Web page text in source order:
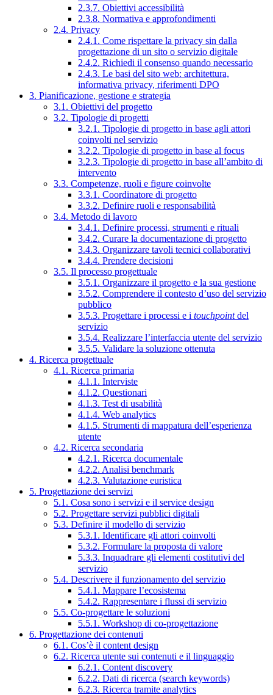
2.3.7. Obiettivi accessibilità
2.3.8. Normativa e approfondimenti
2.4. Privacy
2.4.1. Come rispettare la privacy sin dalla
progettazione di un sito o servizio digitale
2.4.2. Richiedi il consenso quando necessario
2.4.3. Le basi del sito web: architettura,
informativa privacy, riferimenti DPO
3. Pianificazione, gestione e strategia
3.1. Obiettivi del progetto
3.2. Tipologie di progetti
3.2.1. Tipologie di progetto in base agli attori
coinvolti nel servizio
3.2.2. Tipologie di progetto in base al focus
3.2.3. Tipologie di progetto in base all’ambito di
intervento
3.3. Competenze, ruoli e figure coinvolte
3.3.1. Coordinatore di progetto
3.3.2. Definire ruoli e responsabilità
3.4. Metodo di lavoro
3.4.1. Definire processi, strumenti e rituali
3.4.2. Curare la documentazione di progetto
3.4.3. Organizzare tavoli tecnici collaborativi
3.4.4. Prendere decisioni
3.5. Il processo progettuale
3.5.1. Organizzare il progetto e la sua gestione
3.5.2. Comprendere il contesto d’uso del servizio
pubblico
3.5.3. Progettare i processi e i touchpointdel
servizio
3.5.4. Realizzare l’interfaccia utente del servizio
3.5.5. Validare la soluzione ottenuta
4. Ricerca progettuale
4.1. Ricerca primaria
4.1.1. Interviste
4.1.2. Questionari
4.1.3. Test di usabilità
4.1.4. Web analytics
4.1.5. Strumenti di mappatura dell’esperienza
utente
4.2. Ricerca secondaria
4.2.1. Ricerca documentale
4.2.2. Analisi benchmark
4.2.3. Valutazione euristica
5. Progettazione dei servizi
5.1. Cosa sono i servizi e il service design
5.2. Progettare servizi pubblici digitali
5.3. Definire il modello di servizio
5.3.1. Identificare gli attori coinvolti
5.3.2. Formulare la proposta di valore
5.3.3. Inquadrare gli elementi costitutivi del
servizio
5.4. Descrivere il funzionamento del servizio
5.4.1. Mappare l’ecosistema
5.4.2. Rappresentare i flussi di servizio
5.5. Co-progettare le soluzioni
5.5.1. Workshop di co-progettazione
6. Progettazione dei contenuti
6.1. Cos’è il content design
6.2. Ricerca utente sui contenuti e il linguaggio
6.2.1. Content discovery
6.2.2. Dati di ricerca (search keywords)
6.2.3. Ricerca tramite analytics